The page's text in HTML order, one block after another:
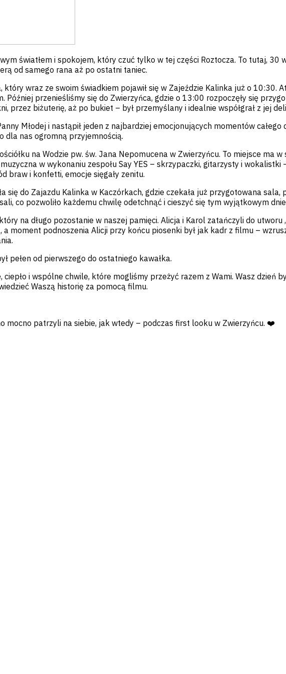
światłem i spokojem, który czuć tylko w tej części Roztocza. To tutaj,
od samego rana aż po ostatni taniec.
wraz ze swoim świadkiem pojawił się w Zajeździe Kalinka już o 10:30.
Później przenieśliśmy się do Zwierzyńca, gdzie o 13:00 rozpoczęły się
przez biżuterię, aż po bukiet – był przemyślany i idealnie współgrał z jej
Młodej i nastąpił jeden z najbardziej emocjonujących momentów
dla nas ogromną przyjemnością.
na Wodzie pw. św. Jana Nepomucena w Zwierzyńcu. To miejsce ma
w wykonaniu zespołu Say YES – skrzypaczki, gitarzysty i
braw i konfetti, emocje sięgały zenitu.
się do Zajazdu Kalinka w Kaczórkach, gdzie czekała już przygotowana
co pozwoliło każdemu chwilę odetchnąć i cieszyć się tym wyjątkowym
na długo pozostanie w naszej pamięci. Alicja i Karol zatańczyli do
moment podnoszenia Alicji przy końcu piosenki był jak kadr z filmu –
pełen od pierwszego do ostatniego kawałka.
i wspólne chwile, które mogliśmy przeżyć razem z Wami. Wasz dzień
Waszą historię za pomocą filmu.
mocno patrzyli na siebie, jak wtedy – podczas first looku w Zwierzyńcu. ❤️